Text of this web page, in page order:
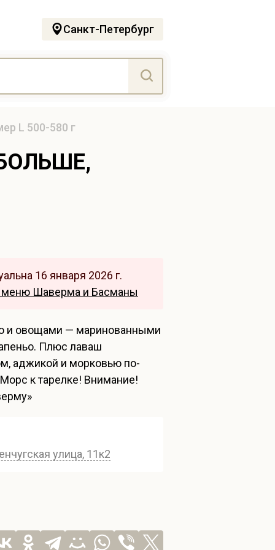
Санкт-Петербург
L 500-580 г
16 января 2026 г.
меню Шаверма и Басманы
и овощами — маринованными
Плюс лаваш
аджикой и морковью по-
к тарелке! Внимание!
улица, 11к2